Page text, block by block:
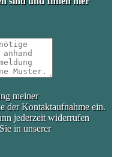
meiner
der Kontaktaufnahme ein.
jederzeit widerrufen
in unserer